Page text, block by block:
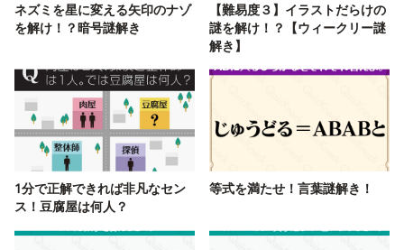
ネズミを星に変える矢印のナゾ
を解け！？暗号謎解き
【難易度３】イラストだらけの
謎を解け！？【ウィークリー謎
解き】
1分で正解できれば非凡なセン
ス！豆腐屋は何人？
等式を満たせ！言葉謎解き！